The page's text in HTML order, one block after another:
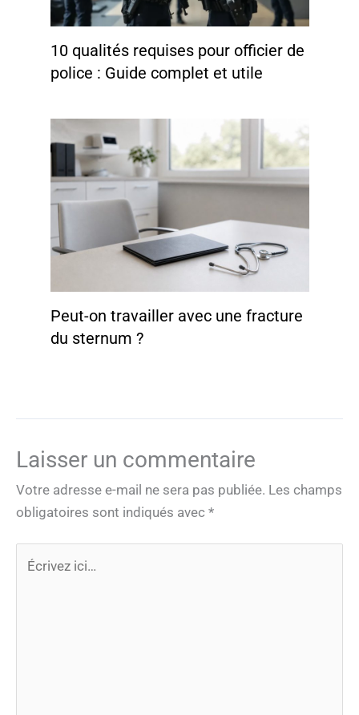
10 qualités requises pour officier de
police : Guide complet et utile
Peut-on travailler avec une fracture
du sternum ?
Laisser un commentaire
Votre adresse e-mail ne sera pas publiée. Les champs
obligatoires sont indiqués avec *